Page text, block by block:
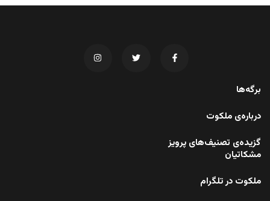
برگه‌ها
درباره‌ی ملکوت
گزیده‌ی تصنیف‌های پرویز
مشکاتیان
ملکوت در تلگرام